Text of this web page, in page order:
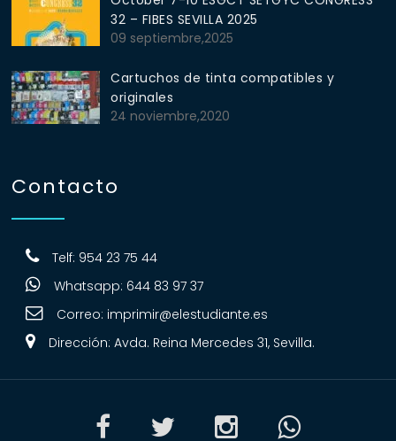
32 – FIBES SEVILLA 2025
09 septiembre,2025
Cartuchos de tinta compatibles y
originales
24 noviembre,2020
Contacto
Telf: 954 23 75 44
Whatsapp: 644 83 97 37
Correo: imprimir@elestudiante.es
Dirección: Avda. Reina Mercedes 31, Sevilla.